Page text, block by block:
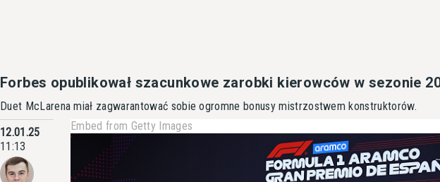
Forbes opublikował szacunkowe zarobki kierowców w sezonie
Duet McLarena miał zagwarantować sobie ogromne bonusy mistrzostwem konstruktorów.
12.01.25
11:13
Embed from Getty Images